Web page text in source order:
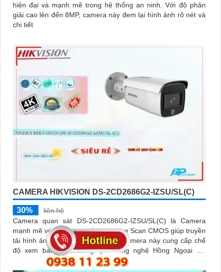
hiện đại và mạnh mẽ trong hệ thống an ninh. Với độ phân
giải cao lên đến 8MP, camera này đem lại hình ảnh rõ nét và
chi tiết
CAMERA HIKVISION DS-2CD2686G2-IZSU/SL(C)
30%
liên hệ
Camera quan sát DS-2CD2686G2-IZSU/SL(C) là Camera
mạnh mẽ với công nghệ Progressive Scan CMOS giúp truyền
tải hình ảnh rõ ràng và mượt mà. Camera này cung cấp chế
độ xem ban đêm thông qua công nghệ Hồng Ngoại với
khoảng cách lên đến 60m